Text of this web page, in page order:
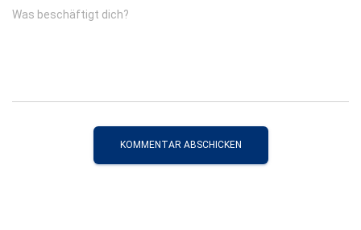
Was beschäftigt dich?